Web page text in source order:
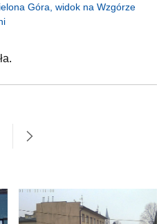
Góra, widok na Wzgórze